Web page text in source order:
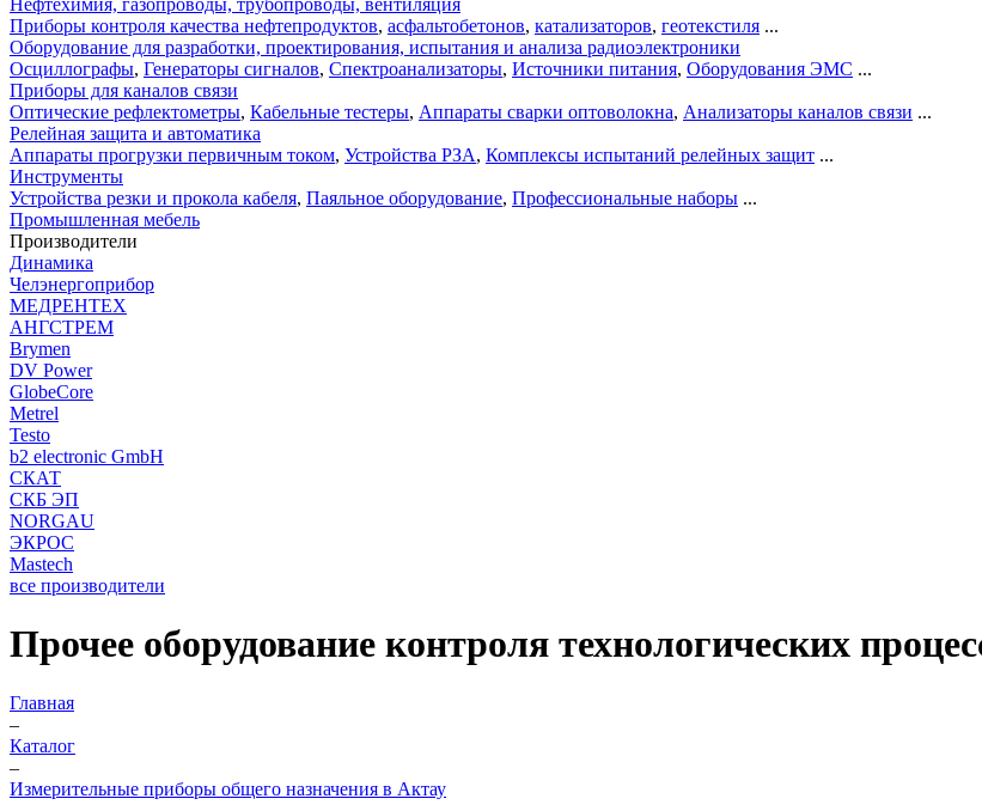
Нефтехимия, газопроводы, трубопроводы, вентиляция
Приборы контроля качества нефтепродуктов, асфальтобетонов, катализаторов, геотекстиля ...
Оборудование для разработки, проектирования, испытания и анализа радиоэлектроники
Осциллографы, Генераторы сигналов, Спектроанализаторы, Источники питания, Оборудования ЭМС ...
Приборы для каналов связи
Оптические рефлектометры, Кабельные тестеры, Аппараты сварки оптоволокна, Анализаторы каналов связи ...
Релейная защита и автоматика
Аппараты прогрузки первичным током, Устройства РЗА, Комплексы испытаний релейных защит ...
Инструменты
Устройства резки и прокола кабеля, Паяльное оборудование, Профессиональные наборы ...
Промышленная мебель
Производители
Динамика
Челэнергоприбор
МЕДРЕНТЕХ
АНГСТРЕМ
Brymen
DV Power
GlobeCore
Metrel
Testo
b2 electronic GmbH
СКАТ
СКБ ЭП
NORGAU
ЭКРОС
Mastech
все производители
Прочее оборудование контроля технологических
Главная
–
Каталог
–
Измерительные приборы общего назначения в Актау